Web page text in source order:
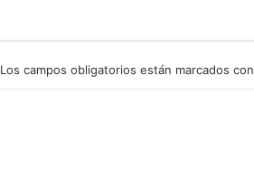
Los campos obligatorios están marcados con